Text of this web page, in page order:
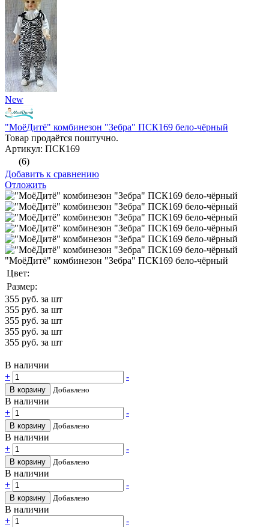
New
"МоёДитё" комбинезон "Зебра" ПСК169 бело-чёрный
Товар продаётся поштучно.
Артикул: ПСК169
(6)
Добавить к сравнению
Отложить
"МоёДитё" комбинезон "Зебра" ПСК169 бело-чёрный
Цвет:
Размер:
355 руб. за шт
355 руб. за шт
355 руб. за шт
355 руб. за шт
355 руб. за шт
В наличии
+
-
В корзину Добавлено
В наличии
+
-
В корзину Добавлено
В наличии
+
-
В корзину Добавлено
В наличии
+
-
В корзину Добавлено
В наличии
+
-